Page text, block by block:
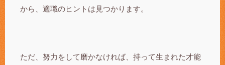
から、適職のヒントは見つかります。
ただ、努力をして磨かなければ、持って生まれた才能